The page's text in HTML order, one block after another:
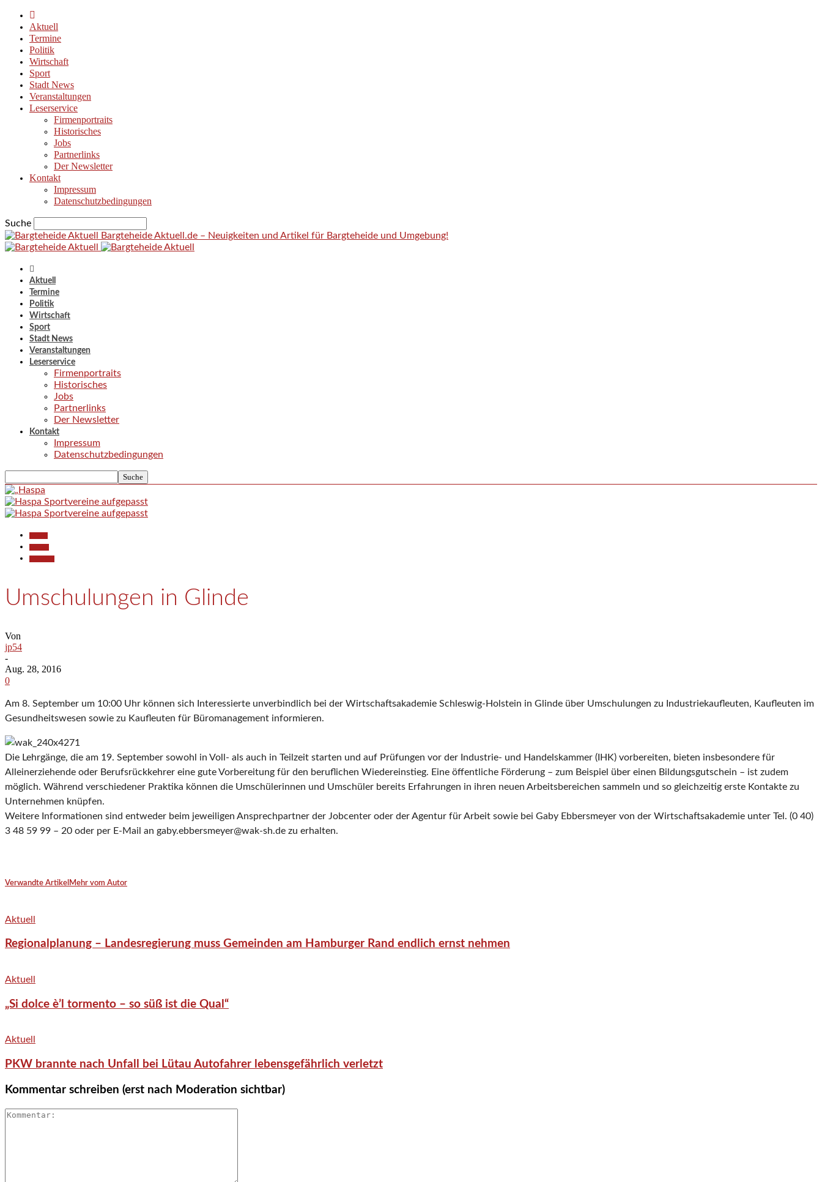
Aktuell
Termine
Politik
Wirtschaft
Sport
Stadt News
Veranstaltungen
Leserservice
Firmenportraits
Historisches
Jobs
Partnerlinks
Der Newsletter
Kontakt
Impressum
Datenschutzbedingungen
Suche
Bargteheide Aktuell.de – Neuigkeiten und Artikel für Bargteheide und Umgebung!
Aktuell
Termine
Politik
Wirtschaft
Sport
Stadt News
Veranstaltungen
Leserservice
Firmenportraits
Historisches
Jobs
Partnerlinks
Der Newsletter
Kontakt
Impressum
Datenschutzbedingungen
Umschulungen in Glinde
Von
jp54
-
Aug. 28, 2016
0
Am 8. September um 10:00 Uhr können sich Interessierte unverbindlich bei der Wirtschaftsakademie Schleswig-Holstein in Glinde über Umschulungen zu Industriekaufleuten, Kaufleuten im
Gesundheitswesen sowie zu Kaufleuten für Büromanagement informieren.
Die Lehrgänge, die am 19. September sowohl in Voll- als auch in Teilzeit starten und auf Prüfungen vor der Industrie- und Handelskammer (IHK) vorbereiten, bieten insbesondere für
Alleinerziehende oder Berufsrückkehrer eine gute Vorbereitung für den beruflichen Wiedereinstieg. Eine öffentliche Förderung – zum Beispiel über einen Bildungsgutschein – ist zudem
möglich. Während verschiedener Praktika können die Umschülerinnen und Umschüler bereits Erfahrungen in ihren neuen Arbeitsbereichen sammeln und so gleichzeitig erste Kontakte zu
Unternehmen knüpfen.
Weitere Informationen sind entweder beim jeweiligen Ansprechpartner der Jobcenter oder der Agentur für Arbeit sowie bei Gaby Ebbersmeyer von der Wirtschaftsakademie unter Tel. (0 40)
3 48 59 99 – 20 oder per E-Mail an gaby.ebbersmeyer@wak-sh.de zu erhalten.
Verwandte Artikel Mehr vom Autor
Aktuell
Regionalplanung – Landesregierung muss Gemeinden am Hamburger Rand endlich ernst nehmen
Aktuell
„Si dolce è’l tormento – so süß ist die Qual“
Aktuell
PKW brannte nach Unfall bei Lütau Autofahrer lebensgefährlich verletzt
Kommentar schreiben (erst nach Moderation sichtbar)